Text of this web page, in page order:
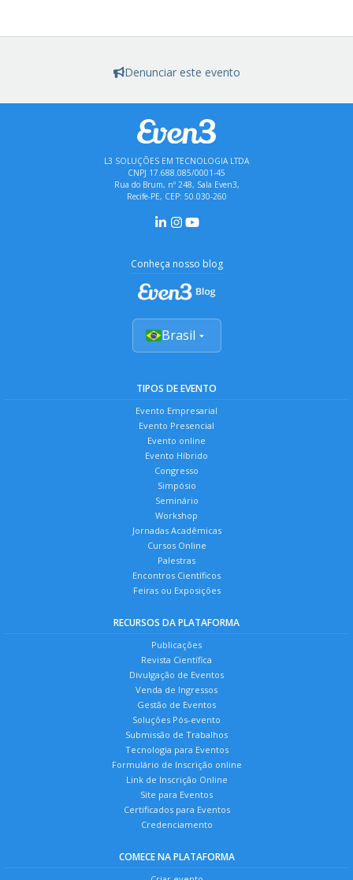
Denunciar este evento
L3 SOLUÇÕES EM TECNOLOGIA LTDA
CNPJ 17.688.085/0001-45
Rua do Brum, nº 248, Sala Even3,
Recife-PE, CEP: 50.030-260
Conheça nosso blog
Brasil
TIPOS DE EVENTO
Evento Empresarial
Evento Presencial
Evento online
Evento Híbrido
Congresso
Simpósio
Seminário
Workshop
Jornadas Acadêmicas
Cursos Online
Palestras
Encontros Científicos
Feiras ou Exposições
RECURSOS DA PLATAFORMA
Publicações
Revista Científica
Divulgação de Eventos
Venda de Ingressos
Gestão de Eventos
Soluções Pós-evento
Submissão de Trabalhos
Tecnologia para Eventos
Formulário de Inscrição online
Link de Inscrição Online
Site para Eventos
Certificados para Eventos
Credenciamento
COMECE NA PLATAFORMA